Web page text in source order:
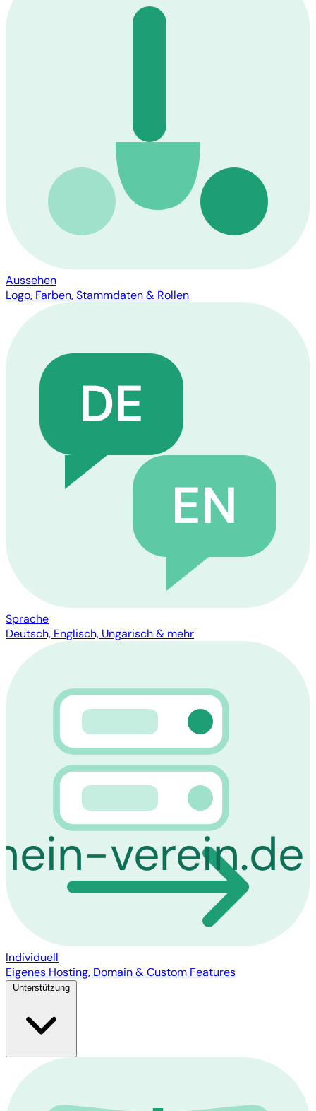
Aussehen
Logo, Farben, Stammdaten & Rollen
DE
EN
Sprache
Deutsch, Englisch, Ungarisch & mehr
verein.de
Individuell
Eigenes Hosting, Domain & Custom Features
Unterstützung